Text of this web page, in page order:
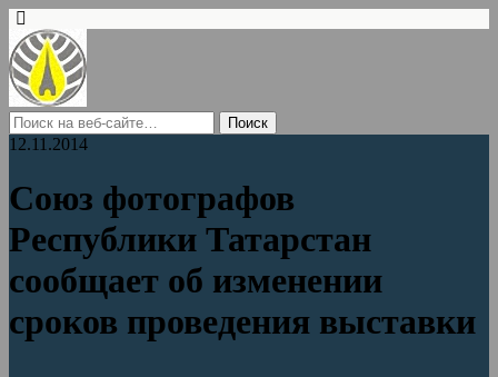
12.11.2014
Союз фотографов
Республики Татарстан
сообщает об изменении
сроков проведения выставки